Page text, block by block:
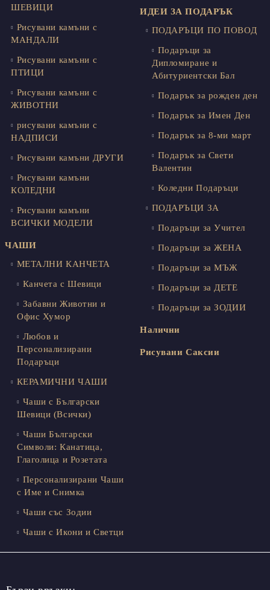
ШЕВИЦИ
Рисувани камъни с
МАНДАЛИ
Рисувани камъни с
ПТИЦИ
Рисувани камъни с
ЖИВОТНИ
рисувани камъни с
НАДПИСИ
Рисувани камъни ДРУГИ
Рисувани камъни
КОЛЕДНИ
Рисувани камъни
ВСИЧКИ МОДЕЛИ
ЧАШИ
МЕТАЛНИ КАНЧЕТА
Канчета с Шевици
Забавни Животни и
Офис Хумор
Любов и
Персонализирани
Подаръци
КЕРАМИЧНИ ЧАШИ
Чаши с Български
Шевици (Всички)
Чаши Български
Символи: Канатица,
Глаголица и Розетата
Персонализирани Чаши
с Име и Снимка
Чаши със Зодии
Чаши с Икони и Светци
ИДЕИ ЗА ПОДАРЪК
ПОДАРЪЦИ ПО ПОВОД
Подаръци за
Дипломиране и
Абитуриентски Бал
Подарък за рожден ден
Подарък за Имен Ден
Подарък за 8-ми март
Подарък за Свети
Валентин
Коледни Подаръци
ПОДАРЪЦИ ЗА
Подаръци за Учител
Подаръци за ЖЕНА
Подаръци за МЪЖ
Подаръци за ДЕТЕ
Подаръци за ЗОДИИ
Налични
Рисувани Саксии